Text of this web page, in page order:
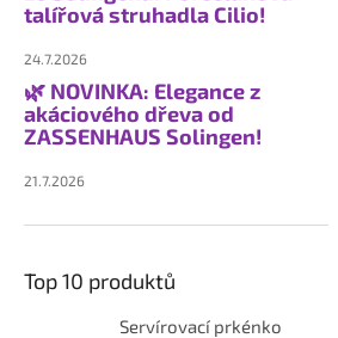
talířová struhadla Cilio!
24.7.2026
🌿 NOVINKA: Elegance z
akáciového dřeva od
ZASSENHAUS Solingen!
21.7.2026
Top 10 produktů
Servírovací prkénko